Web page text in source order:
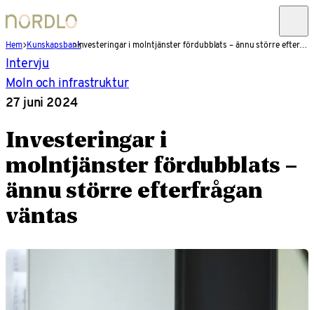
Hem Kunskapsbank Investeringar i molntjänster fördubblats – ännu större efterfrågan väntas
Intervju
Moln och infrastruktur
27 juni 2024
Investeringar i
molntjänster fördubblats –
ännu större efterfrågan
väntas